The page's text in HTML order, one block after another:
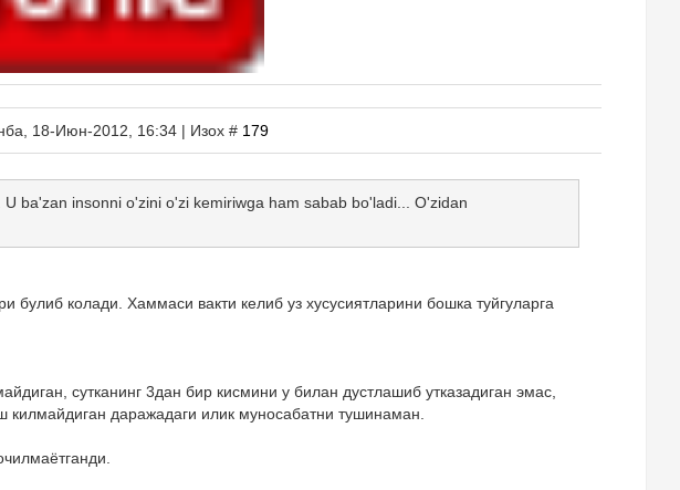
18-Июн-2012, 16:34 | Изох # 179
ba'zan insonni o'zini o'zi kemiriwga ham sabab bo'ladi... O'zidan
булиб колади. Хаммаси вакти келиб уз хусусиятларини бошка туйгуларга
сутканинг 3дан бир кисмини у билан дустлашиб утказадиган эмас,
килмайдиган даражадаги илик муносабатни тушинаман.